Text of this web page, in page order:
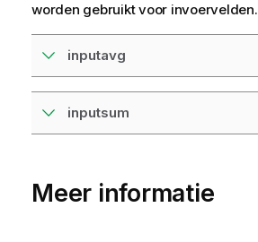
worden gebruikt voor invoervelden.
inputavg
inputsum
Meer informatie